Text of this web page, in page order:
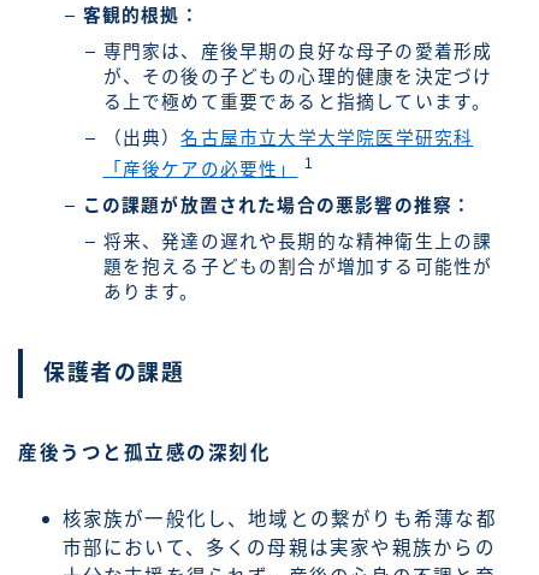
客観的根拠：
専門家は、産後早期の良好な母子の愛着形成
が、その後の子どもの心理的健康を決定づけ
る上で極めて重要であると指摘しています。
（出典）名古屋市立大学大学院医学研究科
「産後ケアの必要性」
1
この課題が放置された場合の悪影響の推察：
将来、発達の遅れや長期的な精神衛生上の課
題を抱える子どもの割合が増加する可能性が
あります。
保護者の課題
産後うつと孤立感の深刻化
核家族が一般化し、地域との繋がりも希薄な都
市部において、多くの母親は実家や親族からの